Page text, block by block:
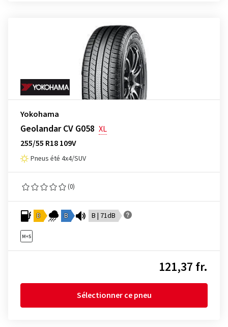
Yokohama
Geolandar CV G058 XL
255/55 R18 109V
Pneus été 4x4/SUV
(0)
D B B | 71dB
121,37 fr.
Sélectionner ce pneu